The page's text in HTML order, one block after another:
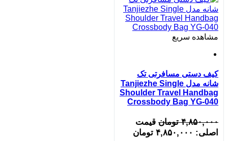
مشاهده سریع
کیف دستی مسافرتی تک
شانه مدل Tanjiezhe Single
Shoulder Travel Handbag
Crossbody Bag YG-040
۴,۸۵۰,۰۰۰ تومان قیمت
اصلی: ۴,۸۵۰,۰۰۰ تومان